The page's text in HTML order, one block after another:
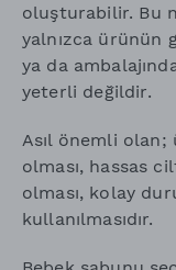
oluşturabilir. Bu
yalnızca ürünün
ya da
yeterli değildir.
Asıl önemli
olması, hassas
olması, kolay
kullanılmasıdır.